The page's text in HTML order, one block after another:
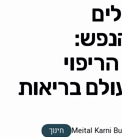
בריאות
Meital Karni חינוך